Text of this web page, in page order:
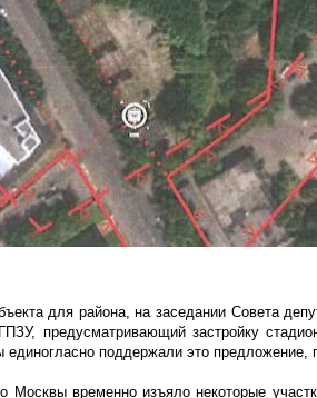
для района, на заседании Совета
предусматривающий застройку
единогласно поддержали это предложение,
Москвы временно изъяло некоторые